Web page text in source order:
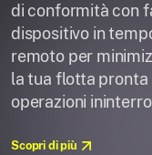
di conformità con
dispositivo in
remoto per
la tua flotta pronta
operazioni
Scopri di più